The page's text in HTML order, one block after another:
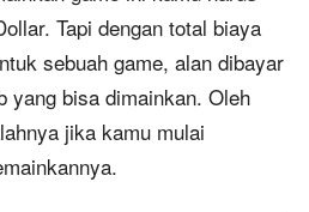
Tapi dengan total biaya
sebuah game, alan dibayar
yang bisa dimainkan. Oleh
jika kamu mulai